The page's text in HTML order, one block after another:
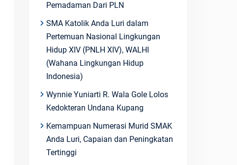
Pemadaman Dari PLN
SMA Katolik Anda Luri dalam
Pertemuan Nasional Lingkungan
Hidup XIV (PNLH XIV), WALHI
(Wahana Lingkungan Hidup
Indonesia)
Wynnie Yuniarti R. Wala Gole Lolos
Kedokteran Undana Kupang
Kemampuan Numerasi Murid SMAK
Anda Luri, Capaian dan Peningkatan
Tertinggi